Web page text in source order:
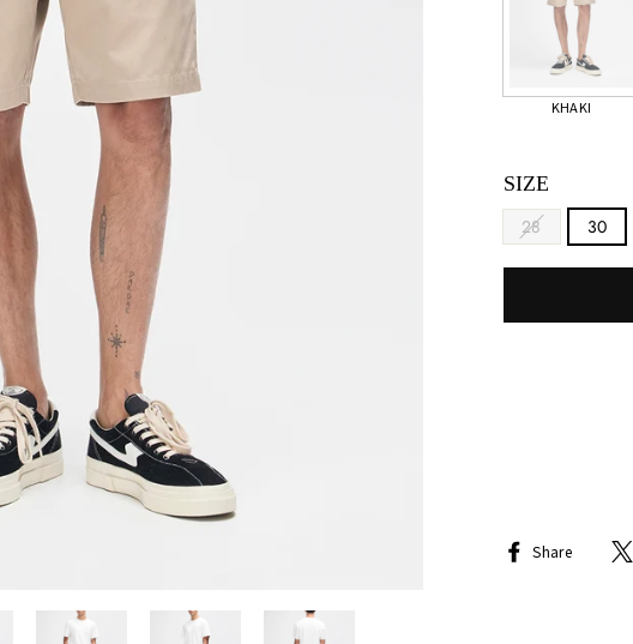
KHAKI
SIZE
28
30
Share
Share
on